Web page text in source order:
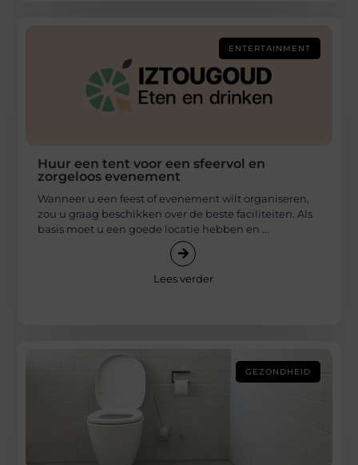
ENTERTAINMENT
Huur een tent voor een sfeervol en
zorgeloos evenement
Wanneer u een feest of evenement wilt organiseren,
zou u graag beschikken over de beste faciliteiten. Als
basis moet u een goede locatie hebben en ...
Lees verder
GEZONDHEID